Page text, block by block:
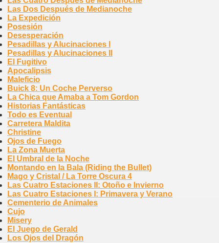
Las Dos Después de Medianoche
La Expedición
Posesión
Desesperación
Pesadillas y Alucinaciones I
Pesadillas y Alucinaciones II
El Fugitivo
Apocalipsis
Maleficio
Buick 8: Un Coche Perverso
La Chica que Amaba a Tom Gordon
Historias Fantásticas
Todo es Eventual
Carretera Maldita
Christine
Ojos de Fuego
La Zona Muerta
El Umbral de la Noche
Montando en la Bala (Riding the Bullet)
Mago y Cristal / La Torre Oscura 4
Las Cuatro Estaciones II: Otoño e Invierno
Las Cuatro Estaciones I: Primavera y Verano
Cementerio de Animales
Cujo
Misery
El Juego de Gerald
Los Ojos del Dragón